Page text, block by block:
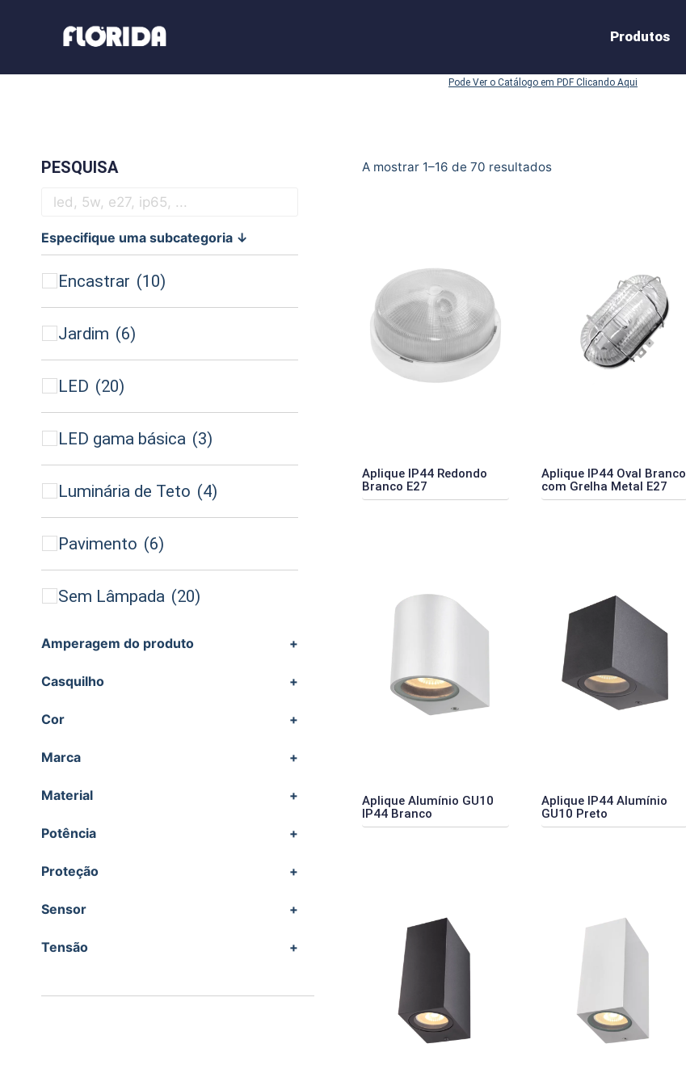
Produtos
Pode Ver o Catálogo em PDF Clicando Aqui
A mostrar 1–16 de 70 resultados
Aplique IP44 Redondo
Branco E27
Aplique IP44 Oval Branco
com Grelha Metal E27
Aplique Alumínio GU10
IP44 Branco
Aplique IP44 Alumínio
GU10 Preto
PESQUISA
Especifique uma subcategoria ↓
Encastrar (10)
Jardim (6)
LED (20)
LED gama básica (3)
Luminária de Teto (4)
Pavimento (6)
Sem Lâmpada (20)
Amperagem do produto +
Casquilho +
Cor +
Marca +
Material +
Potência +
Proteção +
Sensor +
Tensão +